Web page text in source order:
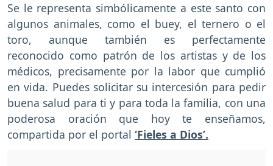
Se le representa simbólicamente a este santo con
algunos animales, como el buey, el ternero o el
toro, aunque también es perfectamente
reconocido como patrón de los artistas y de los
médicos, precisamente por la labor que cumplió
en vida. Puedes solicitar su intercesión para pedir
buena salud para ti y para toda la familia, con una
poderosa oración que hoy te enseñamos,
compartida por el portal ‘Fieles a Dios’.